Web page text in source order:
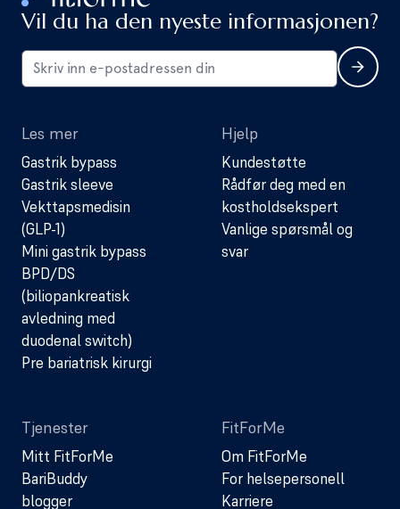
Vil du ha den nyeste informasjonen?
Les mer
Gastrik bypass
Gastrik sleeve
Vekttapsmedisin
(GLP-1)
Mini gastrik bypass
BPD/DS
(biliopankreatisk
avledning med
duodenal switch)
Pre bariatrisk kirurgi
Hjelp
Kundestøtte
Rådfør deg med en
kostholdsekspert
Vanlige spørsmål og
svar
Tjenester
Mitt FitForMe
BariBuddy
blogger
FitForMe
Om FitForMe
For helsepersonell
Karriere